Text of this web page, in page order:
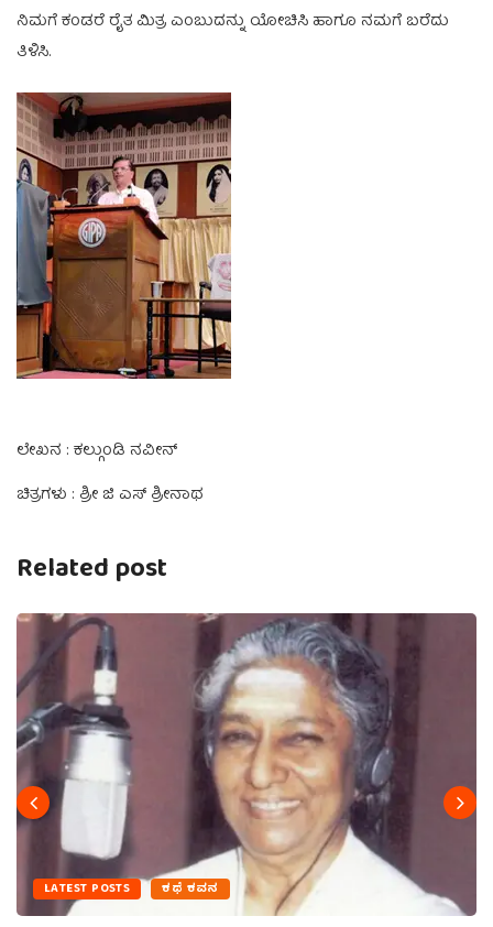
ನಿಮಗೆ ಕಂಡರೆ ರೈತ ಮಿತ್ರ ಎಂಬುದನ್ನು ಯೋಚಿಸಿ ಹಾಗೂ ನಮಗೆ ಬರೆದು
ತಿಳಿಸಿ.
ಲೇಖನ : ಕಲ್ಗುಂಡಿ ನವೀನ್
ಚಿತ್ರಗಳು : ಶ್ರೀ ಜಿ ಎಸ್ ಶ್ರೀನಾಥ
Related post
LATEST POSTS ಕಥೆ ಕವನ